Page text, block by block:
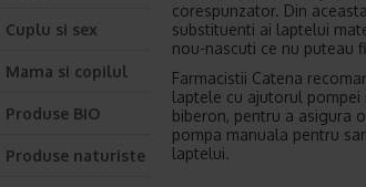
corespunzator. Din
substituenti ai laptelui
nou-nascuti ce nu puteau
Farmacistii Catena
laptele cu ajutorul pompei
biberon, pentru a asigura
pompa manuala pentru
laptelui.
Cuplu si sex
Mama si copilul
Produse BIO
Produse naturiste